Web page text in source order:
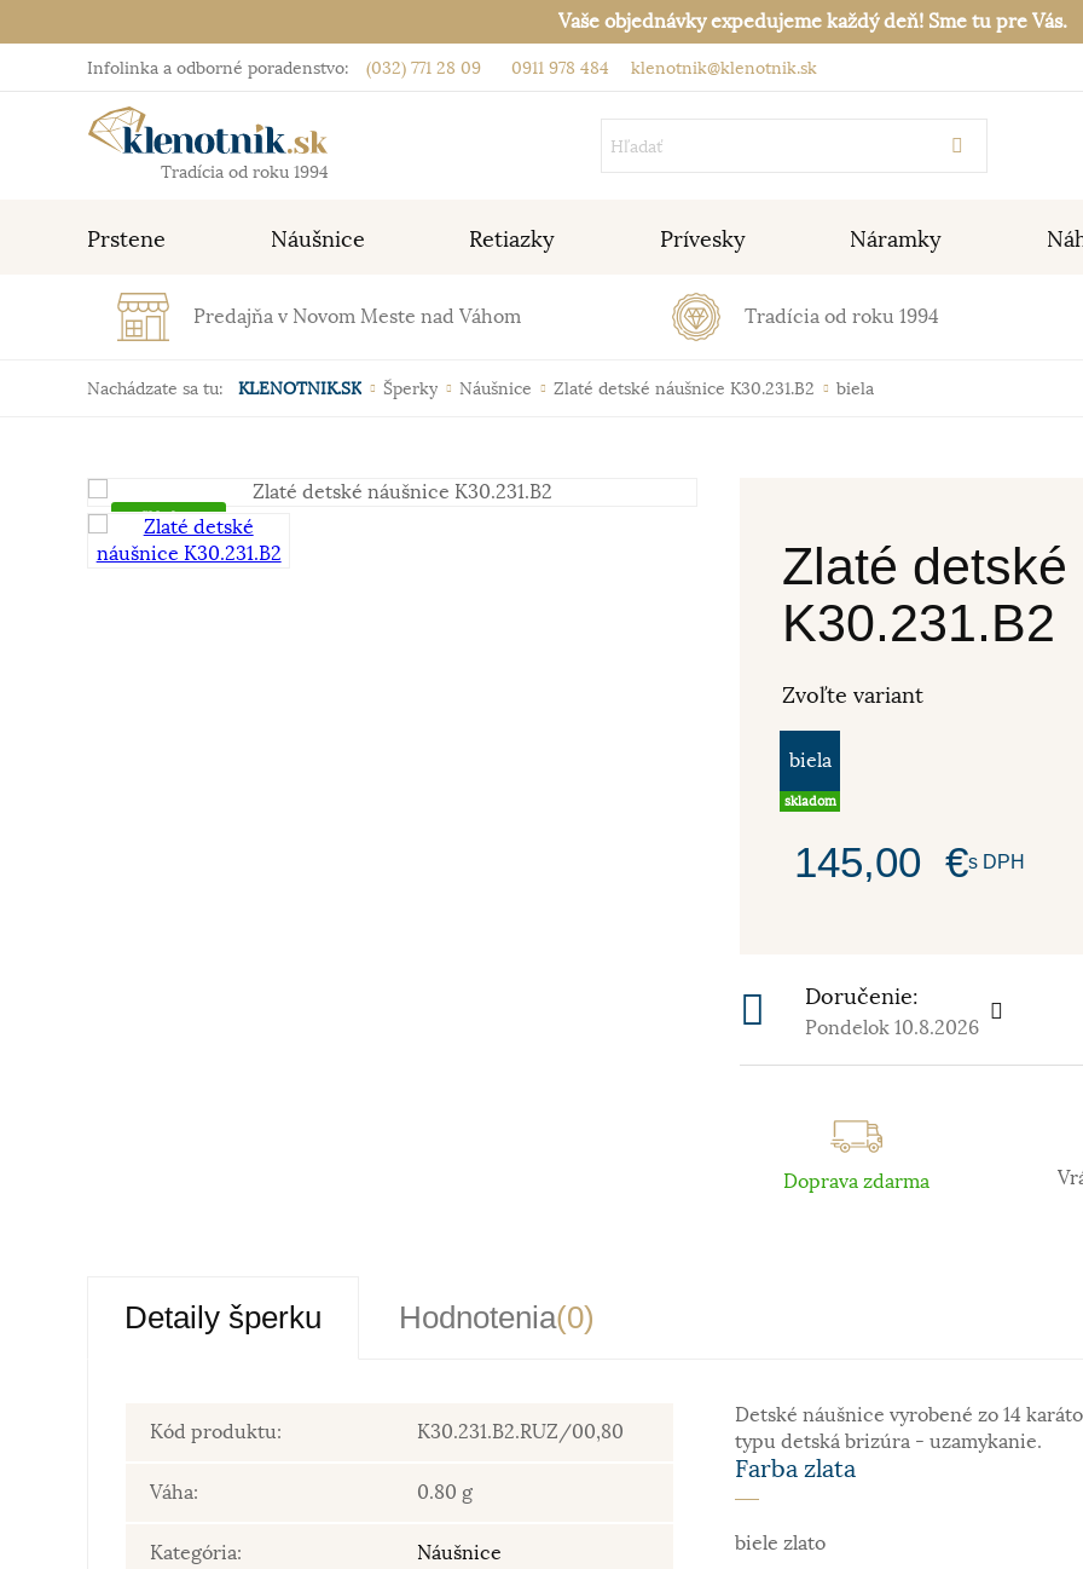
Vaše objednávky expedujeme každý deň! Sme tu pre Vás.
Infolinka a odborné poradenstvo: (032) 771 28 09 0911 978 484 klenotnik@klenotnik.sk
Tradícia od roku 1994
Prstene Náušnice Retiazky Prívesky Náramky
Predajňa v Novom Meste nad Váhom Tradícia od roku 1994
Nachádzate sa tu: KLENOTNIK.SK Šperky Náušnice Zlaté detské náušnice K30.231.B2 biela
Skladom
Zlaté detské
K30.231.B2
Zvoľte variant
biela
skladom
145,00 €s DPH
Doručenie:
Pondelok 10.8.2026
Doprava zdarma
Detaily šperku Hodnotenia(0)
Kód produktu: K30.231.B2.RUZ/00,80
Váha: 0.80 g
Kategória: Náušnice
Detské náušnice vyrobené zo 14
typu detská brizúra - uzamykanie.
Farba zlata
biele zlato